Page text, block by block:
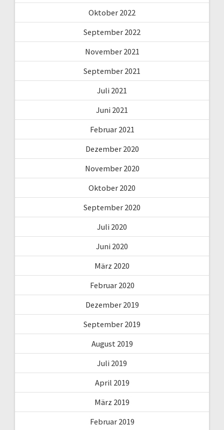
Oktober 2022
September 2022
November 2021
September 2021
Juli 2021
Juni 2021
Februar 2021
Dezember 2020
November 2020
Oktober 2020
September 2020
Juli 2020
Juni 2020
März 2020
Februar 2020
Dezember 2019
September 2019
August 2019
Juli 2019
April 2019
März 2019
Februar 2019